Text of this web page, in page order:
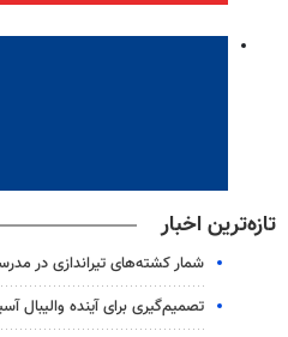
تازه‌ترین اخبار
شمار کشته‌های تیراندازی در مدرسه‌ای در
تصمیم‌گیری برای آینده والیبال